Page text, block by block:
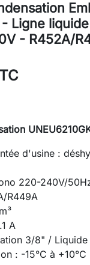
- Ligne
- R452A/
d'usine :
220-240V/
R449A
A
3/8" / Liquide
: -15°C à +10°C